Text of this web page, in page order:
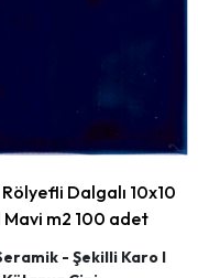
Dalgalı 10x10
Mavi m2 100 adet
- Şekilli Karo I